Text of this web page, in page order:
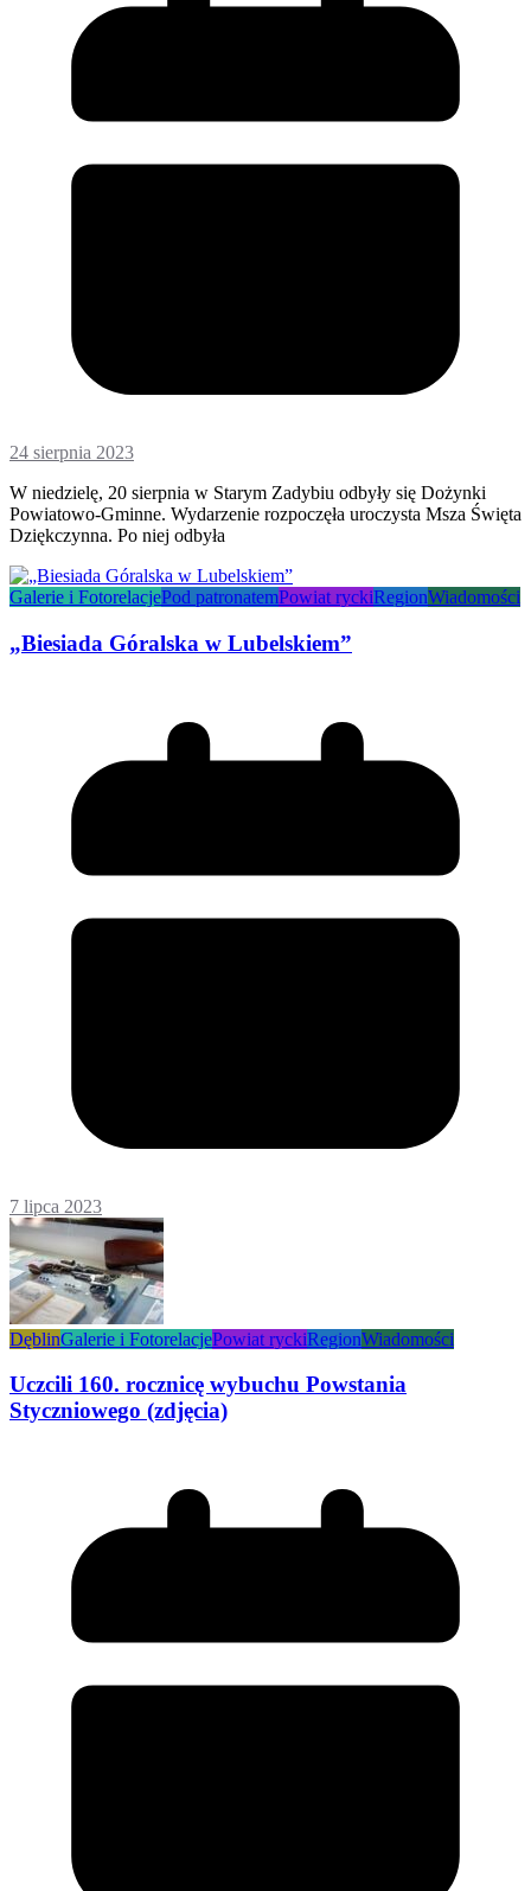
24 sierpnia 2023
W niedzielę, 20 sierpnia w Starym Zadybiu odbyły się Dożynki
Powiatowo-Gminne. Wydarzenie rozpoczęła uroczysta Msza Święta
Dziękczynna. Po niej odbyła
Galerie i FotorelacjePod patronatemPowiat ryckiRegionWiadomości
„Biesiada Góralska w Lubelskiem”
7 lipca 2023
DęblinGalerie i FotorelacjePowiat ryckiRegionWiadomości
Uczcili 160. rocznicę wybuchu Powstania
Styczniowego (zdjęcia)